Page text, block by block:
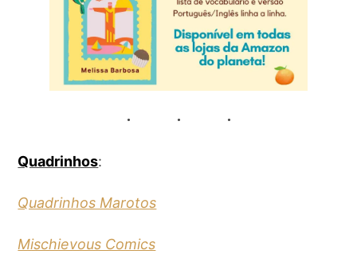
Quadrinhos:
Quadrinhos Marotos
Mischievous Comics